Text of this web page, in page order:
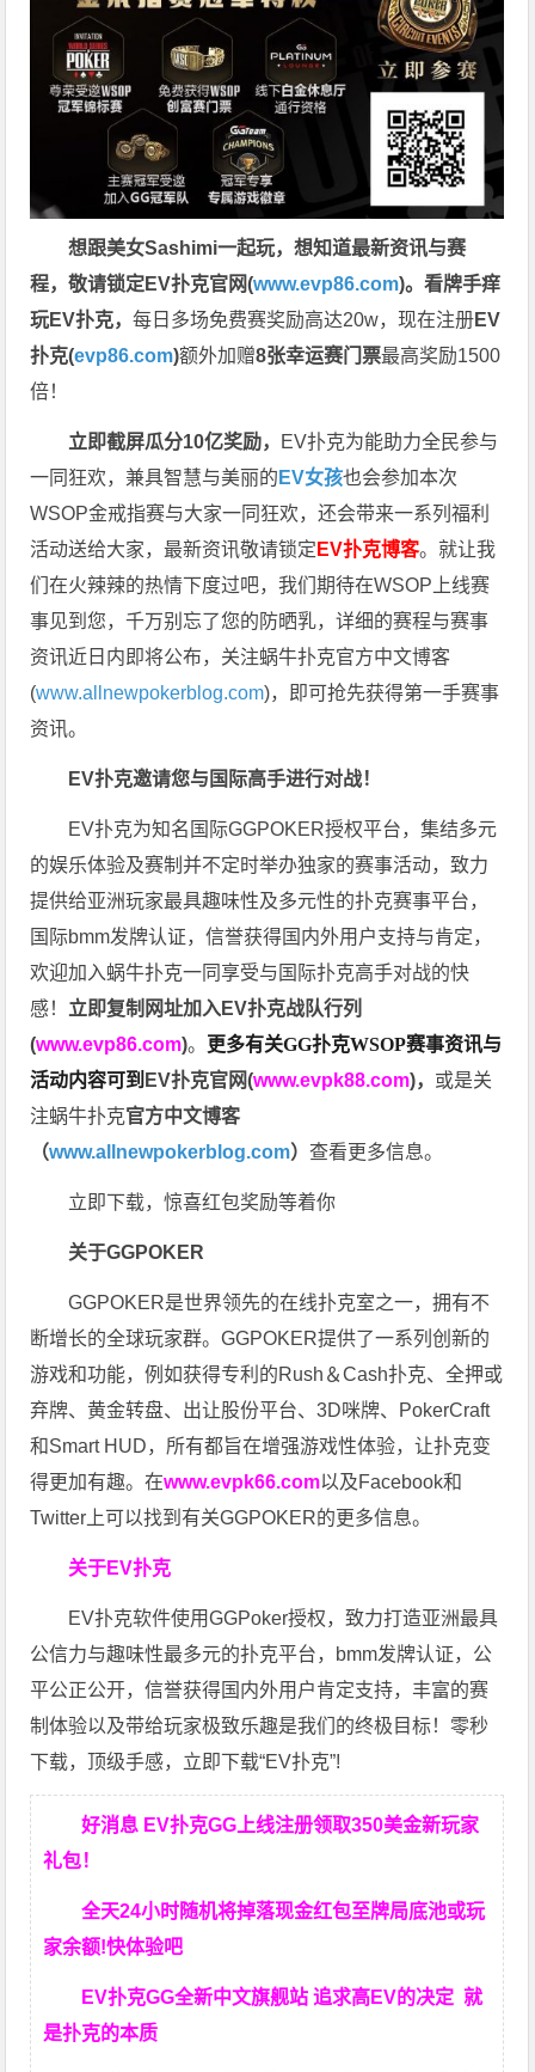
想跟美女Sashimi一起玩，想知道最新资讯与赛
程，敬请锁定EV扑克官网(www.evp86.com)。看牌手痒
玩EV扑克，每日多场免费赛奖励高达20w，现在注册EV
扑克(evp86.com)额外加赠8张幸运赛门票最高奖励1500
倍！
立即截屏瓜分10亿奖励， EV扑克为能助力全民参与
一同狂欢，兼具智慧与美丽的 EV女孩也会参加本次
WSOP金戒指赛与大家一同狂欢，还会带来一系列福利
活动送给大家，最新资讯敬请锁定 EV扑克博客。就让我
们在火辣辣的热情下度过吧，我们期待在WSOP上线赛
事见到您，千万别忘了您的防晒乳，详细的赛程与赛事
资讯近日内即将公布，关注蜗牛扑克官方中文博客
(www.allnewpokerblog.com)，即可抢先获得第一手赛事
资讯。
EV扑克邀请您与国际高手进行对战！
EV扑克为知名国际GGPOKER授权平台，集结多元
的娱乐体验及赛制并不定时举办独家的赛事活动，致力
提供给亚洲玩家最具趣味性及多元性的扑克赛事平台，
国际bmm发牌认证，信誉获得国内外用户支持与肯定，
欢迎加入蜗牛扑克一同享受与国际扑克高手对战的快
感！ 立即复制网址加入EV扑克战队行列
(www.evp86.com)。 更多有关GG扑克WSOP赛事资讯与
活动内容可到 EV扑克官网(www.evpk88.com)， 或是关
注蜗牛扑克官方中文博客
（www.allnewpokerblog.com）查看更多信息。
立即下载，惊喜红包奖励等着你
关于GGPOKER
GGPOKER是世界领先的在线扑克室之一，拥有不
断增长的全球玩家群。GGPOKER提供了一系列创新的
游戏和功能，例如获得专利的Rush＆Cash扑克、全押或
弃牌、黄金转盘、出让股份平台、3D咪牌、PokerCraft
和Smart HUD，所有都旨在增强游戏性体验，让扑克变
得更加有趣。在www.evpk66.com以及Facebook和
Twitter上可以找到有关GGPOKER的更多信息。
关于EV扑克
EV扑克软件使用GGPoker授权，致力打造亚洲最具
公信力与趣味性最多元的扑克平台，bmm发牌认证，公
平公正公开，信誉获得国内外用户肯定支持，丰富的赛
制体验以及带给玩家极致乐趣是我们的终极目标！零秒
下载，顶级手感，立即下载“EV扑克”!
好消息 EV扑克GG上线注册领取350美金新玩家
礼包！
全天24小时随机将掉落现金红包至牌局底池或玩
家余额!快体验吧
EV扑克GG全新中文旗舰站 追求高EV的决定就
是扑克的本质